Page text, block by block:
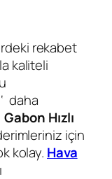
rekabet
kaliteli
‘ daha
Gabon Hızlı
için
kolay. Hava